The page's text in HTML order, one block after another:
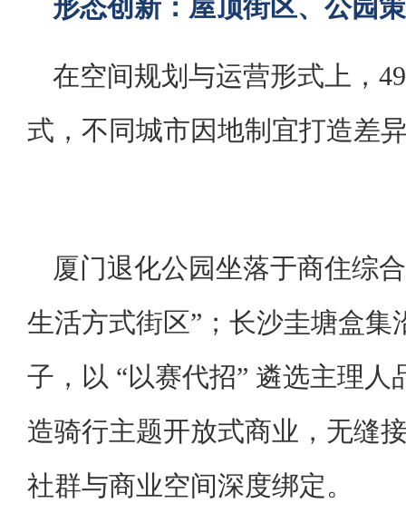
形态创新：屋顶街区、公园
在空间规划与运营形式上，
式，不同城市因地制宜打造差
厦门退化公园坐落于商住综
生活方式街区”；长沙圭塘盒
子，以 “以赛代招” 遴选主理人
造骑行主题开放式商业，无缝
社群与商业空间深度绑定。